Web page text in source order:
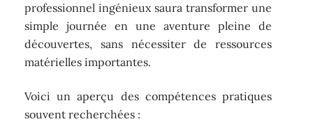
professionnel ingénieux saura transformer une
simple journée en une aventure pleine de
découvertes, sans nécessiter de ressources
matérielles importantes.
Voici un aperçu des compétences pratiques
souvent recherchées :